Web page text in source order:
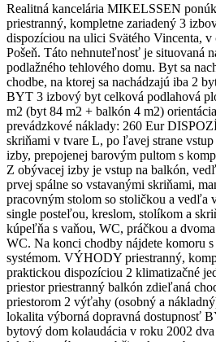
Realitná kancelária MIKELSSEN
priestranný, kompletne zariadený 3
dispozíciou na ulici Svätého Vincenta,
Pošeň. Táto nehnuteľnosť je situovaná
podlažného tehlového domu. Byt sa
chodbe, na ktorej sa nachádzajú iba 2
BYT 3 izbový byt celková podlahová
m2 (byt 84 m2 + balkón 4 m2)
prevádzkové náklady: 260 Eur
skriňami v tvare L, po ľavej strane
izby, prepojenej barovým pultom s
Z obývacej izby je vstup na balkón,
prvej spálne so vstavanými skriňami,
pracovným stolom so stoličkou a vedľa
single posteľou, kreslom, stolíkom a
kúpeľňa s vaňou, WC, práčkou a
WC. Na konci chodby nájdete komoru
systémom. VÝHODY priestranný,
praktickou dispozíciou 2 klimatizačné
priestor priestranný balkón zdieľaná
priestorom 2 výťahy (osobný a
lokalita výborná dopravná dostupnosť
bytový dom kolaudácia v roku 2002